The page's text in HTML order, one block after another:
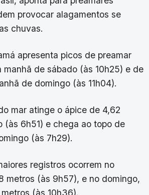
provocar alagamentos se
chuvas.
apresenta picos de preamar
manhã de sábado (às 10h25) e de
de domingo (às 11h04).
mar atinge o ápice de 4,62
(às 6h51) e chega ao topo de
(às 7h29).
registros ocorrem no
metros (às 9h57), e no domingo,